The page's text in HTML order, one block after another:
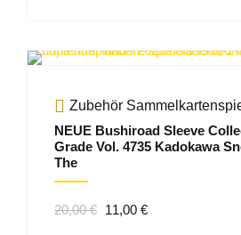
Zubehör
NEUE Bushiroad Sleeve
Grade Vol. 4735 Kadokawa
The
20,00€ Ursprünglicher
11,00 €Aktueller